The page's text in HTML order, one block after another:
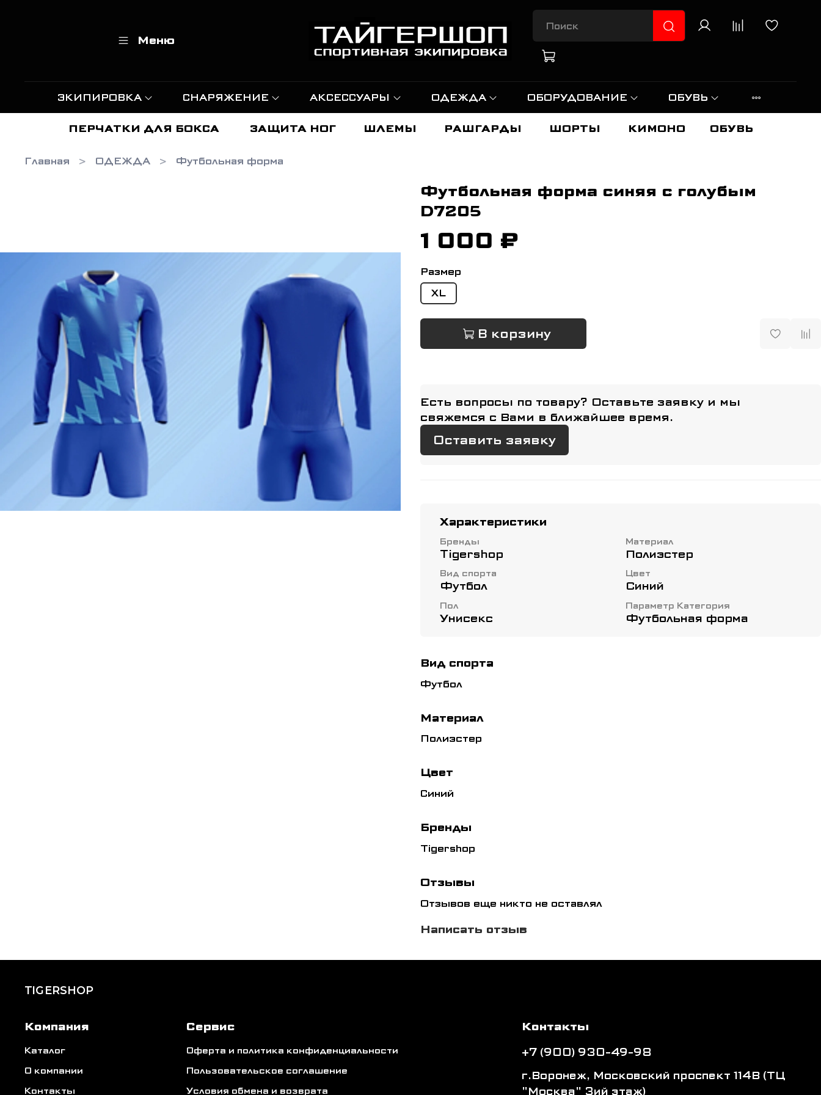
Меню
ЭКИПИРОВКА СНАРЯЖЕНИЕ АКСЕССУАРЫ ОДЕЖДА ОБОРУДОВАНИЕ ОБУВЬ
ПЕРЧАТКИ ДЛЯ БОКСА ЗАЩИТА НОГ ШЛЕМЫ РАШГАРДЫ ШОРТЫ КИМОНО ОБУВЬ
Главная ОДЕЖДА Футбольная форма
Футбольная форма синяя с голубым
D7205
1 000 ₽
Размер
XL
В корзину
Есть вопросы по товару? Оставьте заявку и мы
свяжемся с Вами в ближайшее время.
Оставить заявку
Характеристики
Бренды
Tigershop
Материал
Полиэстер
Вид спорта
Футбол
Цвет
Синий
Пол
Унисекс
Параметр Категория
Футбольная форма
Вид спорта
Футбол
Материал
Полиэстер
Цвет
Синий
Бренды
Tigershop
Отзывы
Отзывов еще никто не оставлял
Написать отзыв
TIGERSHOP
Компания
Каталог
О компании
Контакты
Сервис
Оферта и политика конфиденциальности
Пользовательское соглашение
Условия обмена и возврата
Контакты
+7 (900) 930-49-98
г.Воронеж, Московский проспект 114В (ТЦ
"Москва" 3ий этаж)